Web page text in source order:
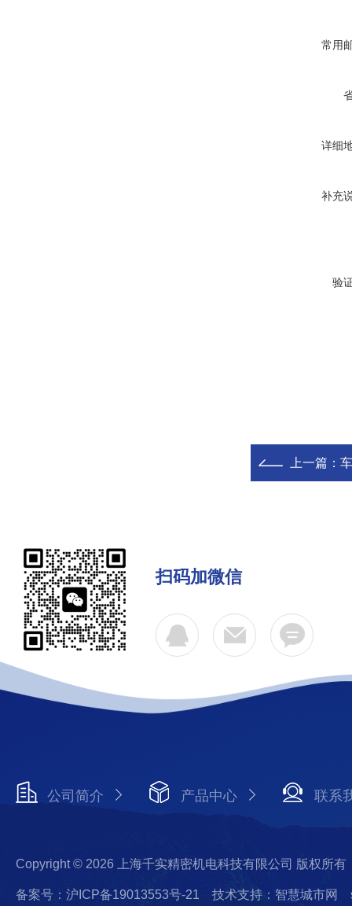
常用
详细
补充
验
上一篇：
扫码加微信
公司简介 产品中心 联系
Copyright © 2026 上海千实精密机电科技有限公司 版权所有
备案号：沪ICP备19013553号-21 技术支持：智慧城市网